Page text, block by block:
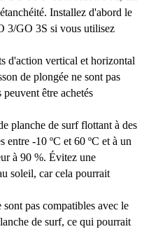
Installez d'abord le
3/GO 3S si vous utilisez
d'action vertical et horizontal
de plongée ne sont pas
être achetés
planche de surf flottant à des
entre -10 ºC et 60 ºC et à un
à 90 %. Évitez une
soleil, car cela pourrait
sont pas compatibles avec le
de surf, ce qui pourrait